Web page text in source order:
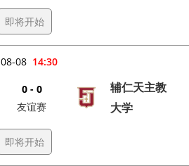
即将开始
14:30
08-08
0 - 0
友谊赛
辅仁天主教
大学
即将开始